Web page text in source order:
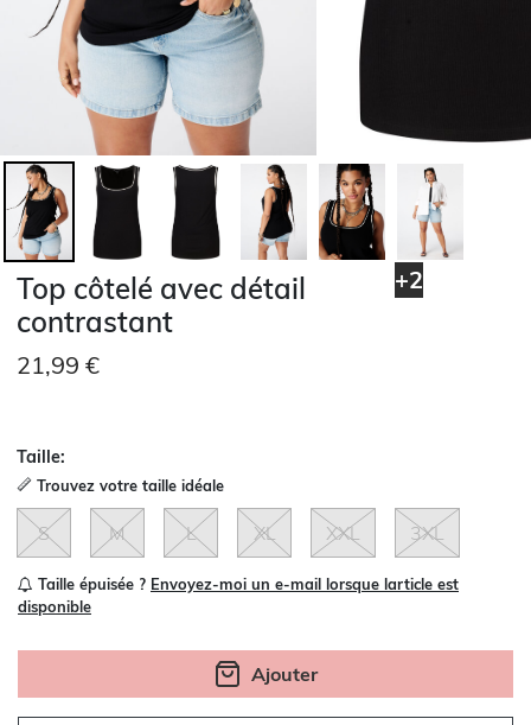
+2
Top côtelé avec détail
contrastant
21,99 €
Taille:
Trouvez votre taille idéale
S M L XL XXL 3XL
Taille épuisée ? Envoyez-moi un e-mail lorsque larticle est
disponible
Ajouter